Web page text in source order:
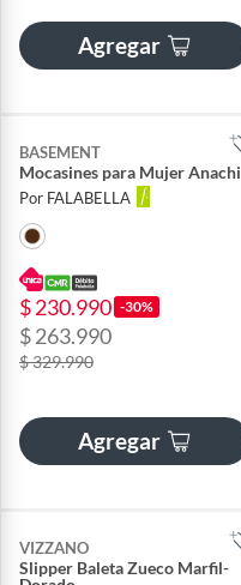
Agregar
BASEMENT
Mocasines para Mujer Anachi
Por FALABELLA
$ 230.990 -30%
$ 263.990
$ 329.990
Agregar
VIZZANO
Slipper Baleta Zueco Marfil-